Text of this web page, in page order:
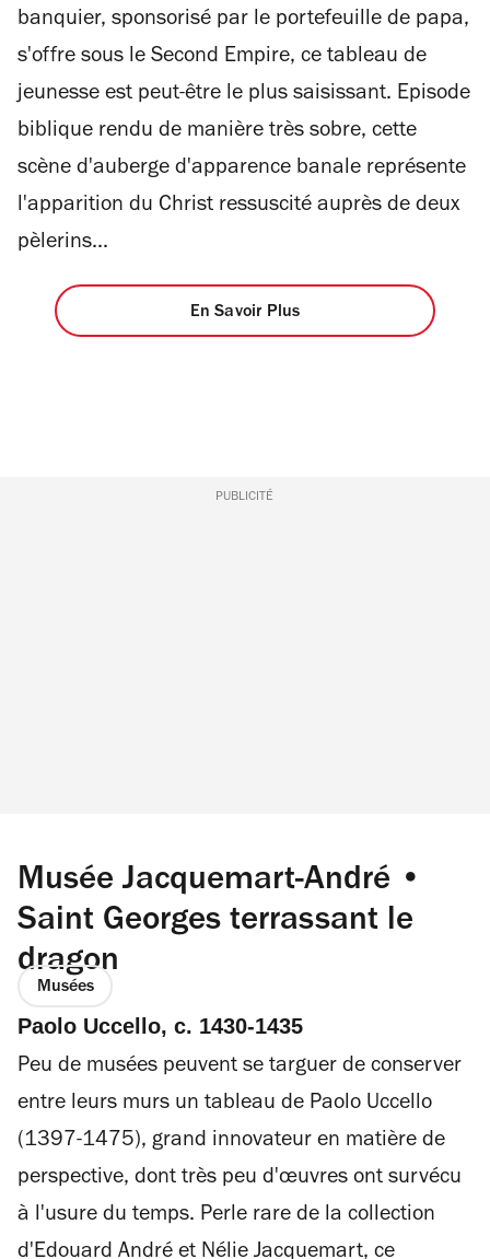
banquier, sponsorisé par le portefeuille de papa,
s'offre sous le Second Empire, ce tableau de
jeunesse est peut-être le plus saisissant. Episode
biblique rendu de manière très sobre, cette
scène d'auberge d'apparence banale représente
l'apparition du Christ ressuscité auprès de deux
pèlerins...
En Savoir Plus
PUBLICITÉ
Musée Jacquemart-André •
Saint Georges terrassant le
dragon
Musées
Paolo Uccello, c. 1430-1435
Peu de musées peuvent se targuer de conserver
entre leurs murs un tableau de Paolo Uccello
(1397-1475), grand innovateur en matière de
perspective, dont très peu d'œuvres ont survécu
à l'usure du temps. Perle rare de la collection
d'Edouard André et Nélie Jacquemart, ce